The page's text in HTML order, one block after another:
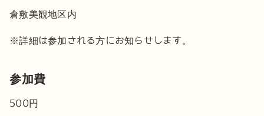
倉敷美観地区内
※詳細は参加される方にお知らせします。
参加費
500円